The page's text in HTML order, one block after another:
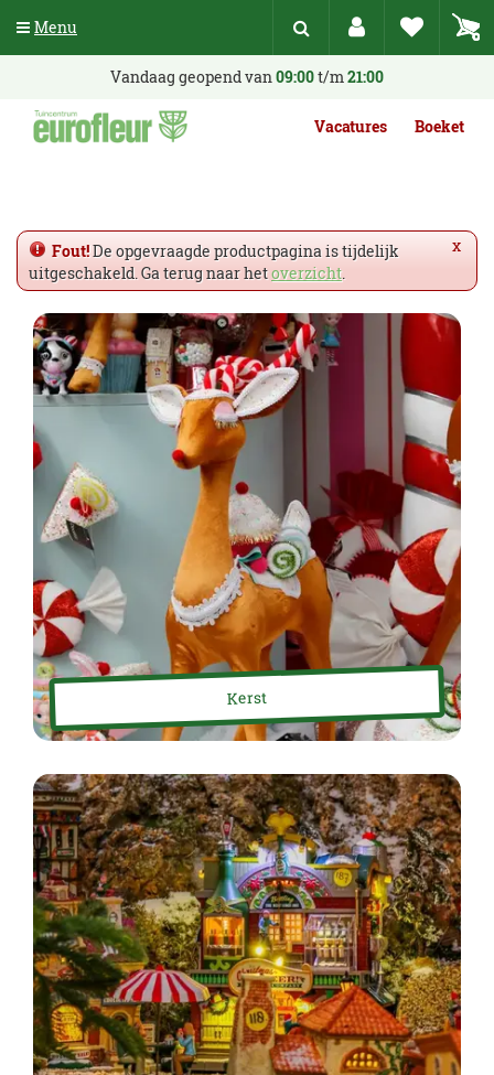
n
Vandaag geopend van09:00t/m21:00
Vacatures Boeket
x
Fout!De opgevraagde productpagina is tijdelijk
uitgeschakeld. Ga terug naar hetoverzicht.
Kerst
Menu